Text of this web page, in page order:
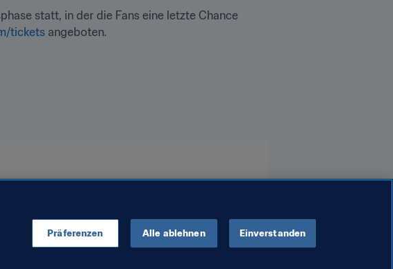
statt, in der die Fans eine letzte Chance
tickets angeboten.
Präferenzen Alle ablehnen Einverstanden